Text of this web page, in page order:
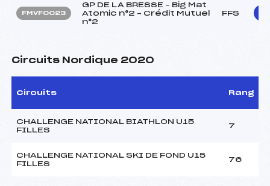
FMVF0023
GP DE LA BRESSE – Big Mat
Atomic n°2 – Crédit Mutuel
n°2
FFS
Circuits Nordique 2020
Circuits Rang
CHALLENGE NATIONAL BIATHLON U15
FILLES
7
CHALLENGE NATIONAL SKI DE FOND U15
FILLES
76